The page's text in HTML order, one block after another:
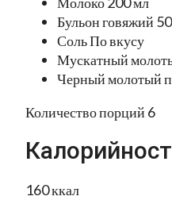
Бульон говяжий
Соль По вкусу
Мускатный
Черный молотый
Количество порций 6
160 ккал